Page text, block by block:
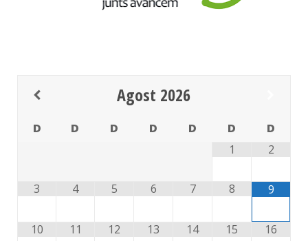
Agost 2026
D D D D D D
D
1
2
3 4 5 6 7 8 9
10 11 12 13 14 15 16